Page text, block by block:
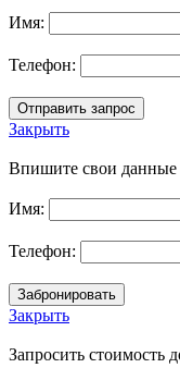
Имя:
Телефон:
Закрыть
Впишите свои данные
Имя:
Телефон:
Закрыть
Запросить стоимость